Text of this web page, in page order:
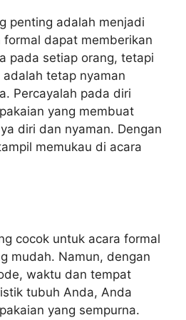
penting adalah menjadi
formal dapat memberikan
pada setiap orang, tetapi
tetap nyaman
Percayalah pada diri
yang membuat
diri dan nyaman. Dengan
memukau di acara
cocok untuk acara formal
mudah. Namun, dengan
waktu dan tempat
tubuh Anda, Anda
yang sempurna.